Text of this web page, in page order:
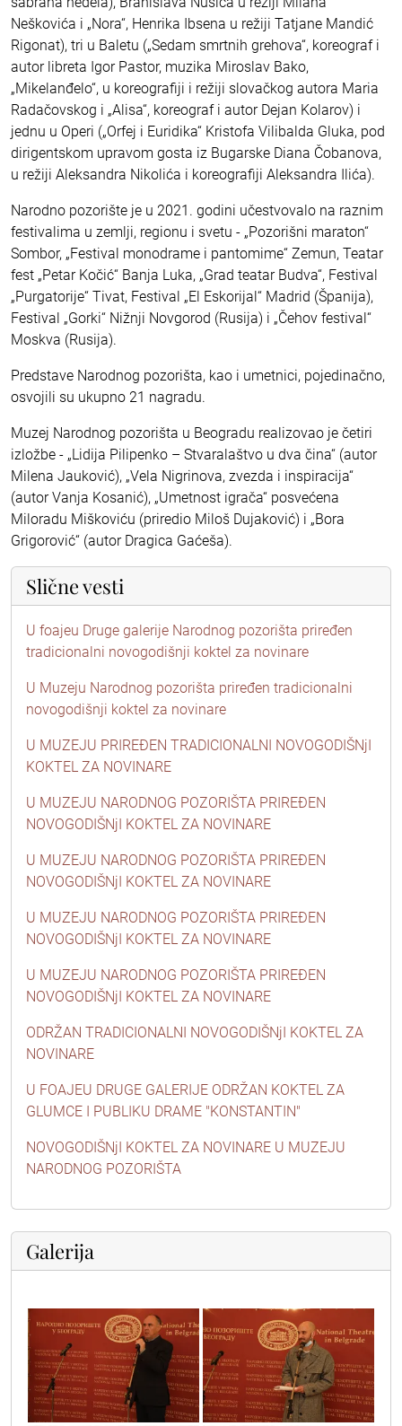
Neškovića i „Nora“, Henrika Ibsena u režiji Tatjane Mandić
Rigonat), tri u Baletu („Sedam smrtnih grehova“, koreograf i
autor libreta Igor Pastor, muzika Miroslav Bako,
„Mikelanđelo“, u koreografiji i režiji slovačkog autora Maria
Radačovskog i „Alisa“, koreograf i autor Dejan Kolarov) i
jednu u Operi („Orfej i Euridika“ Kristofa Vilibalda Gluka, pod
dirigentskom upravom gosta iz Bugarske Diana Čobanova,
u režiji Aleksandra Nikolića i koreografiji Aleksandra Ilića).
Narodno pozorište je u 2021. godini učestvovalo na raznim
festivalima u zemlji, regionu i svetu - „Pozorišni maraton“
Sombor, „Festival monodrame i pantomime“ Zemun, Teatar
fest „Petar Kočić“ Banja Luka, „Grad teatar Budva“, Festival
„Purgatorije“ Tivat, Festival „El Eskorijal“ Madrid (Španija),
Festival „Gorki“ Nižnji Novgorod (Rusija) i „Čehov festival“
Moskva (Rusija).
Predstave Narodnog pozorišta, kao i umetnici, pojedinačno,
osvojili su ukupno 21 nagradu.
Muzej Narodnog pozorišta u Beogradu realizovao je četiri
izložbe - „Lidija Pilipenko – Stvaralaštvo u dva čina“ (autor
Milena Jauković), „Vela Nigrinova, zvezda i inspiracija“
(autor Vanja Kosanić), „Umetnost igrača“ posvećena
Miloradu Miškoviću (priredio Miloš Dujaković) i „Bora
Grigorović“ (autor Dragica Gaćeša).
Slične vesti
U foajeu Druge galerije Narodnog pozorišta priređen
tradicionalni novogodišnji koktel za novinare
U Muzeju Narodnog pozorišta priređen tradicionalni
novogodišnji koktel za novinare
U MUZEJU PRIREĐEN TRADICIONALNI NOVOGODIŠNjI
KOKTEL ZA NOVINARE
U MUZEJU NARODNOG POZORIŠTA PRIREĐEN
NOVOGODIŠNjI KOKTEL ZA NOVINARE
U MUZEJU NARODNOG POZORIŠTA PRIREĐEN
NOVOGODIŠNjI KOKTEL ZA NOVINARE
U MUZEJU NARODNOG POZORIŠTA PRIREĐEN
NOVOGODIŠNjI KOKTEL ZA NOVINARE
U MUZEJU NARODNOG POZORIŠTA PRIREĐEN
NOVOGODIŠNjI KOKTEL ZA NOVINARE
ODRŽAN TRADICIONALNI NOVOGODIŠNjI KOKTEL ZA
NOVINARE
U FOAJEU DRUGE GALERIJE ODRŽAN KOKTEL ZA
GLUMCE I PUBLIKU DRAME "KONSTANTIN"
NOVOGODIŠNjI KOKTEL ZA NOVINARE U MUZEJU
NARODNOG POZORIŠTA
Galerija
sif_2606 sif_2604